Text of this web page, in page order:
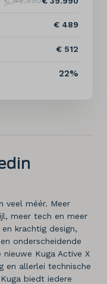
€ 489
€ 512
22%
veel méér. Meer
meer tech en meer
krachtig design,
onderscheidende
Kuga Active X
en allerlei technische
biedt iedere